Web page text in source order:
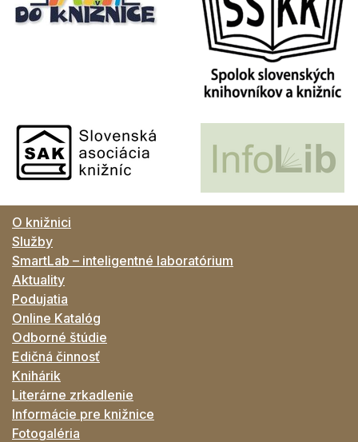
O knižnici
Služby
SmartLab – inteligentné laboratórium
Aktuality
Podujatia
Online Katalóg
Odborné štúdie
Edičná činnosť
Knihárik
Literárne zrkadlenie
Informácie pre knižnice
Fotogaléria